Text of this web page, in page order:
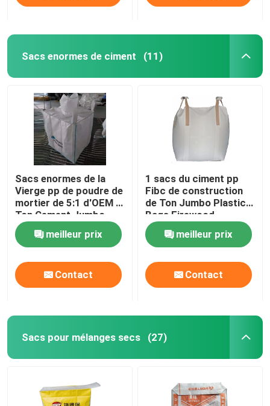
Sacs enormes de ciment (11)
Sacs enormes de la
Vierge pp de poudre de
mortier de 5:1 d'OEM 1
Ton Cement Jumbo
Bags
meilleur prix
Contact
1 sacs du ciment pp
Fibc de construction
de Ton Jumbo Plastic
Bags Firewood
meilleur prix
Contact
Sacs pour mélanges secs (27)